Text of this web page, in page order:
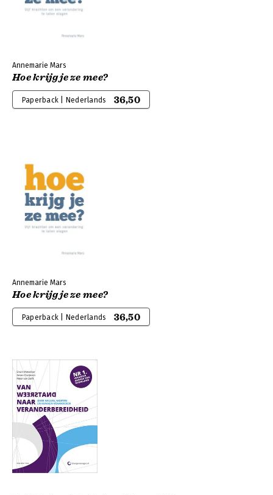
Annemarie Mars
Hoe krijg je ze mee?
Paperback | Nederlands 36,50
Annemarie Mars
Hoe krijg je ze mee?
Paperback | Nederlands 36,50